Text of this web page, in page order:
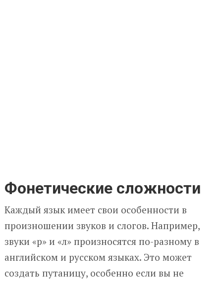
Фонетические сложности
Каждый язык имеет свои особенности в
произношении звуков и слогов. Например,
звуки «р» и «л» произносятся по-разному в
английском и русском языках. Это может
создать путаницу, особенно если вы не